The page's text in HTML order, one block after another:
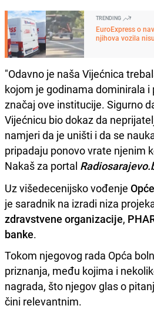
TRENDING
EuroExpress o
njihova vozila
"Odavno je naša Vijećnica
kojom je godinama dominirala
značaj ove institucije. Sigurno
Vijećnicu bio dokaz da
namjeri da je uništi i da se
pripadaju ponovo vrate njenim
Nakaš za portal
Uz višedecenijsko vođenje
je saradnik na izradi niza
zdravstvene organizacije,
banke.
Tokom njegovog rada Opća
priznanja, među kojima i
nagrada, što njegov glas o
čini relevantnim.